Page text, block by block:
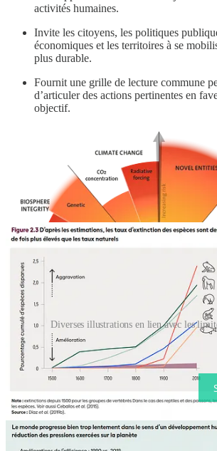
activités humaines.
Invite les citoyens, les politiques
économiques et les territoires à se
plus durable.
Fournit une grille de lecture commune
d’articuler des actions pertinentes en
objectif.
Diverses illustrations en lien avec les
Chargement...
❇️ Foot Print Calculator : un